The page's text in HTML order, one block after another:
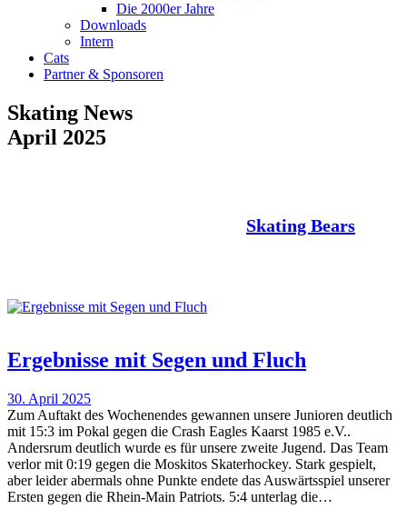
Die 2000er Jahre
Downloads
Intern
Cats
Partner & Sponsoren
Skating News
April 2025
Skating Bears
Ergebnisse mit Segen und Fluch
30. April 2025
Zum Auftakt des Wochenendes gewannen unsere Junioren deutlich
mit 15:3 im Pokal gegen die Crash Eagles Kaarst 1985 e.V..
Andersrum deutlich wurde es für unsere zweite Jugend. Das Team
verlor mit 0:19 gegen die Moskitos Skaterhockey. Stark gespielt,
aber leider abermals ohne Punkte endete das Auswärtsspiel unserer
Ersten gegen die Rhein-Main Patriots. 5:4 unterlag die…